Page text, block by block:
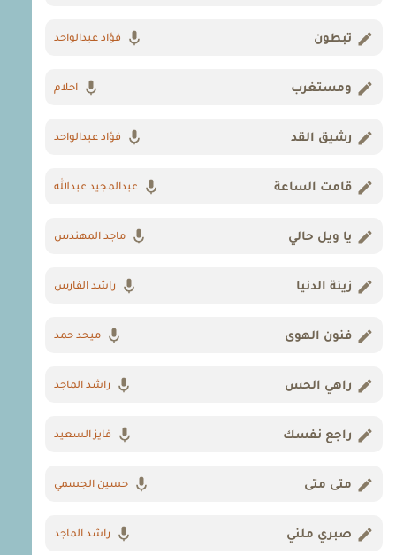
تبطون فؤاد عبدالواحد
ومستغرب احلام
رشيق القد فؤاد عبدالواحد
قامت الساعة عبدالمجيد عبدالله
يا ويل حالي ماجد المهندس
زينة الدنيا راشد الفارس
فنون الهوى ميحد حمد
راهي الحس راشد الماجد
راجع نفسك فايز السعيد
متى متى حسين الجسمي
صبري ملني راشد الماجد